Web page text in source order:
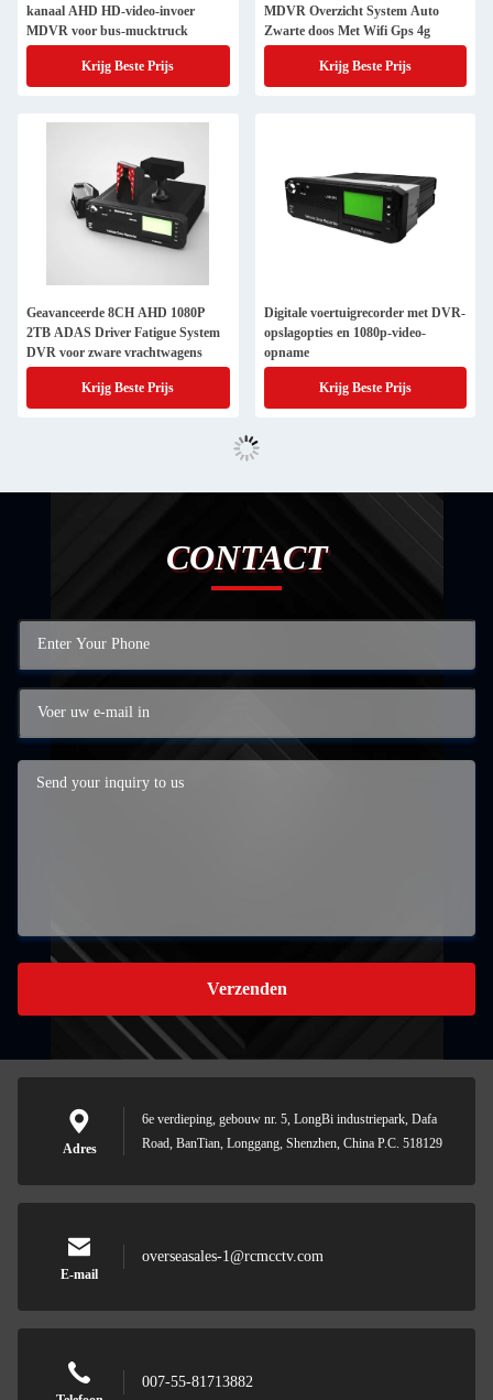
kanaal AHD HD-video-invoer
MDVR voor bus-mucktruck
Krijg Beste Prijs
MDVR Overzicht System Auto
Zwarte doos Met Wifi Gps 4g
Krijg Beste Prijs
Geavanceerde 8CH AHD 1080P
2TB ADAS Driver Fatigue System
DVR voor zware vrachtwagens
Krijg Beste Prijs
Digitale voertuigrecorder met DVR-
opslagopties en 1080p-video-
opname
Krijg Beste Prijs
CONTACT
Verzenden
Adres
6e verdieping, gebouw nr. 5, LongBi industriepark, Dafa
Road, BanTian, Longgang, Shenzhen, China P.C. 518129
E-mail
overseasales-1@rcmcctv.com
007-55-81713882